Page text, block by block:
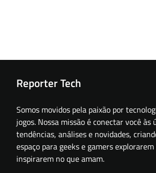
Reporter Tech
Somos movidos pela paixão por
jogos. Nossa missão é conectar você às
tendências, análises e novidades,
espaço para geeks e gamers explorarem
inspirarem no que amam.